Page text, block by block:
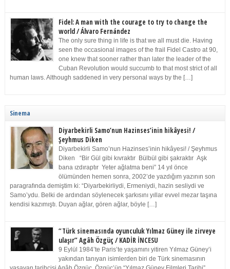
Fidel: A man with the courage to try to change the
world / Álvaro Fernández
The only sure thing in life is that we all must die. Having
seen the occasional images of the frail Fidel Castro at 90,
one knew that sooner rather than later the leader of the
Cuban Revolution would succumb to that most strict of all
human laws. Although saddened in very personal ways by the […]
Sinema
Diyarbekirli Samo’nun Hazinses’inin hikâyesi! /
Şeyhmus Diken
Diyarbekirli Samo’nun Hazinses’inin hikâyesi! / Şeyhmus
Diken “Bir Gül gibi kıvraktır Bülbül gibi şakraktır Aşk
bana ızdıraptır Yeter ağlatma beni” 14 yıl önce
ölümünden hemen sonra, 2002’de yazdığım yazının son
paragrafında demiştim ki: “Diyarbekirliydi, Ermeniydi, hazin sesliydi ve
Samo’ydu. Belki de ardından söylenecek şarkısını yıllar evvel mezar taşına
kendisi kazımıştı. Duyan ağlar, gören ağlar, böyle […]
“Türk sinemasında oyunculuk Yılmaz Güney ile zirveye
ulaşır” Agâh Özgüç / KADİR İNCESU
9 Eylül 1984’te Paris’te yaşamını yitiren Yılmaz Güney’i
yakından tanıyan isimlerden biri de Türk sinemasının